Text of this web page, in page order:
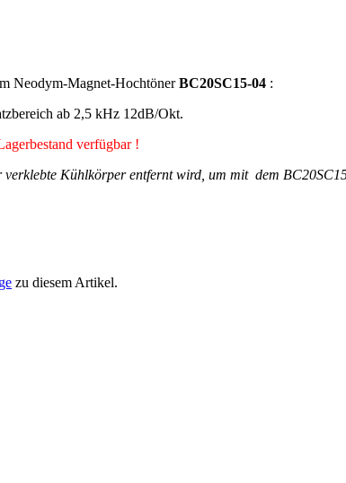
Neodym-Magnet-HochtönerBC20SC15-04 :
ab 2,5 kHz 12dB/Okt.
verfügbar !
verklebte Kühlkörper entfernt wird, um mit dem
zu diesem Artikel.